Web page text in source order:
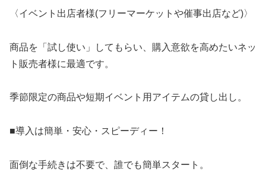
〈イベント出店者様(フリーマーケットや催事出店など)〉
商品を「試し使い」してもらい、購入意欲を高めたいネッ
ト販売者様に最適です。
季節限定の商品や短期イベント用アイテムの貸し出し。
■導入は簡単・安心・スピーディー！
面倒な手続きは不要で、誰でも簡単スタート。